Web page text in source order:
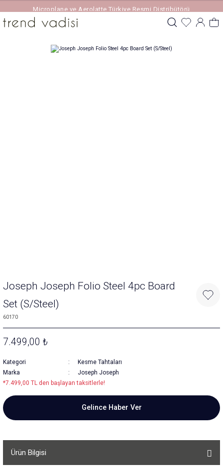
Microplane ve Aerolatte Türkiye Resmi Distribütörü
Joseph Joseph Folio Steel 4pc Board
Set (S/Steel)
60170
7.499,00 ₺
Kategori
Kesme Tahtaları
Marka
Joseph Joseph
*7.499,00 TL den başlayan taksitlerle!
Gelince Haber Ver
Ürün Bilgisi